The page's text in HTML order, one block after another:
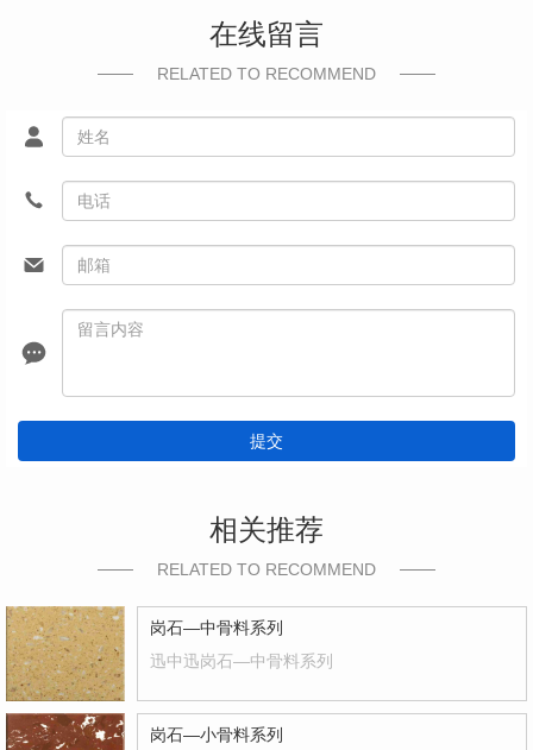
在线留言
RELATED TO RECOMMEND
提交
相关推荐
RELATED TO RECOMMEND
岗石—中骨料系列
迅中迅岗石—中骨料系列
岗石—小骨料系列